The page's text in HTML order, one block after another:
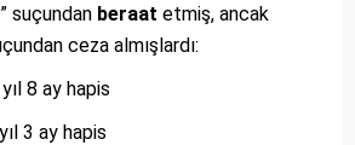
suçundan beraat etmiş, ancak
ceza almışlardı:
8 ay hapis
3 ay hapis